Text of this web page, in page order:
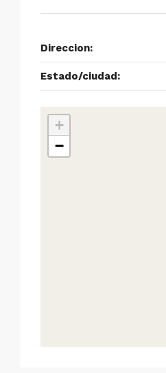
Direccion:
Estado/ciudad:
+
−